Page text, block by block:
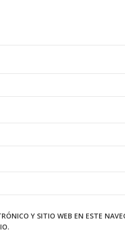
Y SITIO WEB EN ESTE